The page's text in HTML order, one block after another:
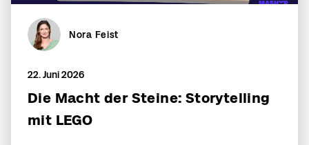
Nora Feist
22. Juni 2026
Die Macht der Steine: Storytelling
mit LEGO